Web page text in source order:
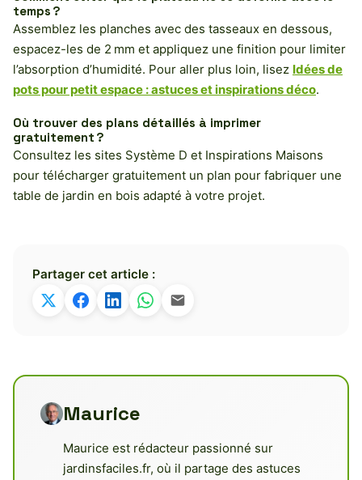
temps ?
Assemblez les planches avec des tasseaux en dessous,
espacez-les de 2 mm et appliquez une finition pour limiter
l’absorption d’humidité. Pour aller plus loin, lisez Idées de
pots pour petit espace : astuces et inspirations déco.
Où trouver des plans détaillés à imprimer
gratuitement ?
Consultez les sites Système D et Inspirations Maisons
pour télécharger gratuitement un plan pour fabriquer une
table de jardin en bois adapté à votre projet.
Partager cet article :
Maurice
Maurice est rédacteur passionné sur
jardinsfaciles.fr, où il partage des astuces